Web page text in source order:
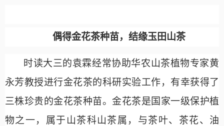
偶得金花茶种苗，结缘玉田山茶
时读大三的袁霖经常协助华农山茶植物专家黄
永芳教授进行金花茶的科研实验工作，有幸获得了
三株珍贵的金花茶种苗。金花茶是国家一级保护植
物之一，属于山茶科山茶属，与茶叶、茶花、油